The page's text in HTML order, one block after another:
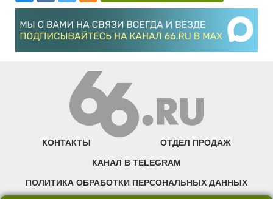
КОНТАКТЫ ОТДЕЛ ПРОДАЖ
КАНАЛ В TELEGRAM
ПОЛИТИКА ОБРАБОТКИ ПЕРСОНАЛЬНЫХ ДАННЫХ